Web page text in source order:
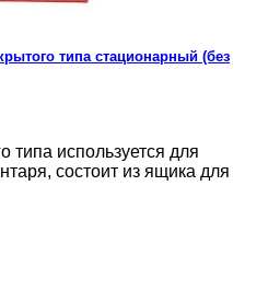
типа стационарный (без
типа используется для
состоит из ящика для